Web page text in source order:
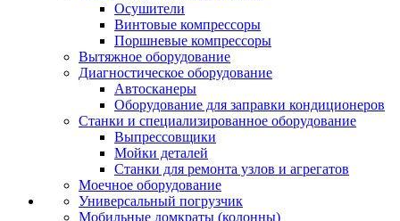
Осушители
Винтовые компрессоры
Поршневые компрессоры
Вытяжное оборудование
Диагностическое оборудование
Автосканеры
Оборудование для заправки кондиционеров
Станки и специализированное оборудование
Выпрессовщики
Мойки деталей
Станки для ремонта узлов и агрегатов
Моечное оборудование
Универсальный погрузчик
Мобильные домкраты (колонны)